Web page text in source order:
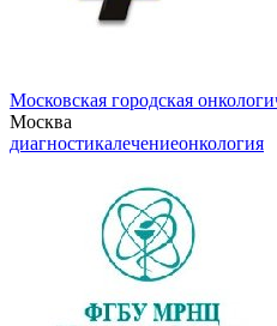
Московская городская
Москва
диагностикалечениеонкология